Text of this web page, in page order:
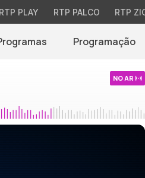
RTP PLAY RTP PALCO RTP
Programação
NO AR